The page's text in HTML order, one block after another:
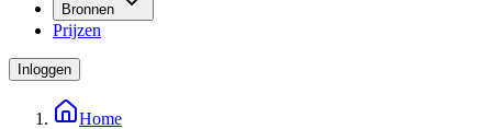
Bronnen
Prijzen
Inloggen
Home